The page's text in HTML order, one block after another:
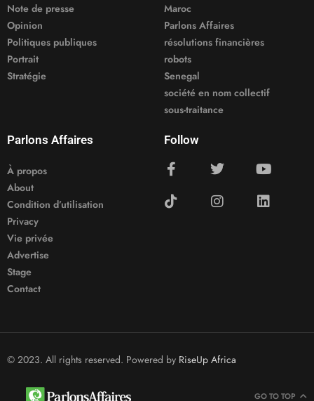
Note de presse
Opinion
Politiques publiques
Portrait
Stratégie
Maroc
Parlons Affaires
résolutions financières
robots
Senegal
société en nom collectif
sous-traitance
Parlons Affaires
À propos
About
Condition d’utilisation
Privacy
Vie privée
Advertise
Stage
Contact
Follow
© 2023. All rights reserved. Powered by RiseUp Africa
GO TO TOP